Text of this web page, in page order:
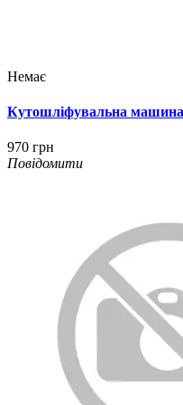
Немає
Кутошліфувальна
970 грн
Повідомити